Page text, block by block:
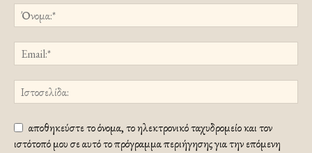
αποθηκεύστε το όνομα, το ηλεκτρονικό ταχυδρομείο και τον
ιστότοπό μου σε αυτό το πρόγραμμα περιήγησης για την επόμενη